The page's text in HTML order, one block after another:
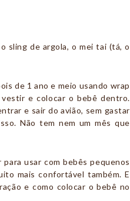
sling de argola, o mei tai (tá, o
de 1 ano e meio usando wrap
e colocar o bebê dentro.
e sair do avião, sem gastar
Não tem nem um mês que
para usar com bebês pequenos
mais confortável também. E
e como colocar o bebê no